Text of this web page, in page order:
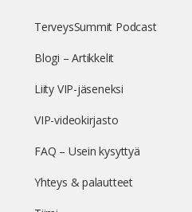
TerveysSummit Podcast
Blogi – Artikkelit
Liity VIP-jäseneksi
VIP-videokirjasto
FAQ – Usein kysyttyä
Yhteys & palautteet